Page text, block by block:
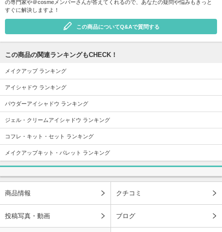
の専門家や＠cosmeメンバーさんが答えてくれるので、あなたの疑問や悩みもきっと
すぐに解決しますよ！
この商品についてQ&Aで質問する
この商品の関連ランキングもCHECK！
メイクアップ ランキング
アイシャドウ ランキング
パウダーアイシャドウ ランキング
ジェル・クリームアイシャドウ ランキング
コフレ・キット・セット ランキング
メイクアップキット・パレット ランキング
商品情報 クチコミ
投稿写真・動画 ブログ